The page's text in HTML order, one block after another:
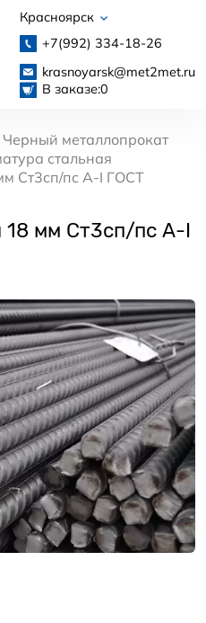
Красноярск
+7(992) 334-18-26
krasnoyarsk@met2met.ru
В заказе:0
Черный металлопрокат
стальная
Ст3сп/пс А-I ГОСТ
18 мм Ст3сп/пс А-I